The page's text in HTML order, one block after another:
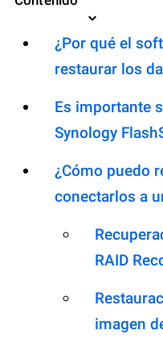
¿Por qué el
restaurar los
Es importante
Synology
¿Cómo puedo
conectarlos a
RAID
imagen